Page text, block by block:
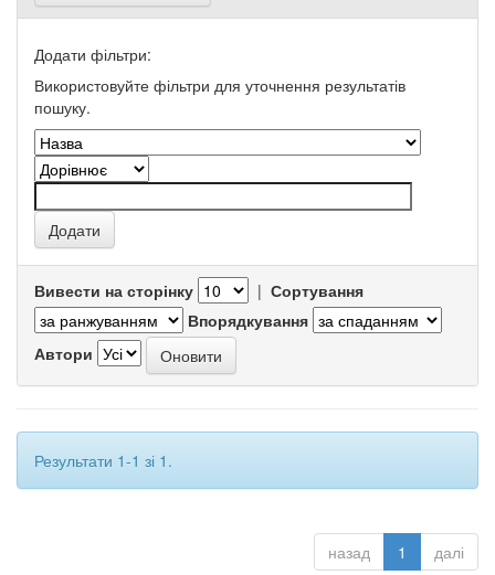
Додати фільтри:
Використовуйте фільтри для уточнення результатів
пошуку.
Вивести на сторінку | Сортування
Впорядкування
Автори
Результати 1-1 зі 1.
назад 1 далі